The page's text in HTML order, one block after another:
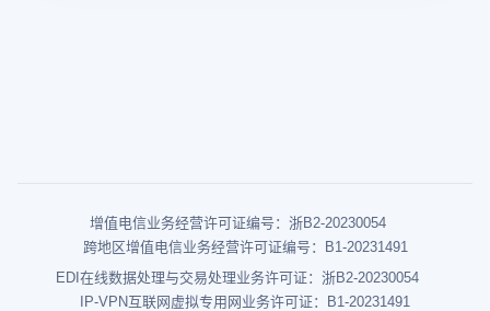
增值电信业务经营许可证编号：浙B2-20230054
跨地区增值电信业务经营许可证编号：B1-20231491
EDI在线数据处理与交易处理业务许可证：浙B2-20230054
IP-VPN互联网虚拟专用网业务许可证：B1-20231491